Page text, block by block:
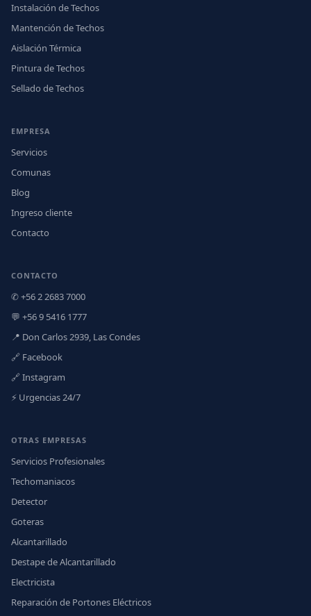
Instalación de Techos
Mantención de Techos
Aislación Térmica
Pintura de Techos
Sellado de Techos
EMPRESA
Servicios
Comunas
Blog
Ingreso cliente
Contacto
CONTACTO
✆ +56 2 2683 7000
💬 +56 9 5416 1777
📍 Don Carlos 2939, Las Condes
🔗 Facebook
🔗 Instagram
⚡ Urgencias 24/7
OTRAS EMPRESAS
Servicios Profesionales
Techomaniacos
Detector
Goteras
Alcantarillado
Destape de Alcantarillado
Electricista
Reparación de Portones Eléctricos